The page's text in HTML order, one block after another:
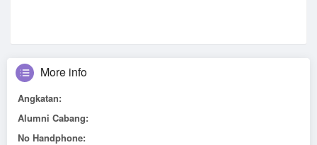
More info
Angkatan:
Alumni Cabang:
No Handphone: